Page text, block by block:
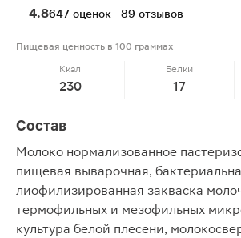
4.8647 оценок · 89 отзывов
Пищевая ценность в 100 граммах
Ккал
230
Белки
17
Состав
Молоко нормализованное
пищевая выварочная,
лиофилизированная закваска
термофильных и мезофильных
культура белой плесени,